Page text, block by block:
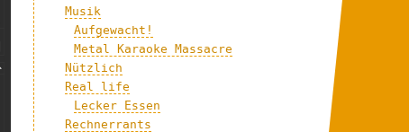
Musik
Aufgewacht!
Metal Karaoke Massacre
Nützlich
Real life
Lecker Essen
Rechnerrants